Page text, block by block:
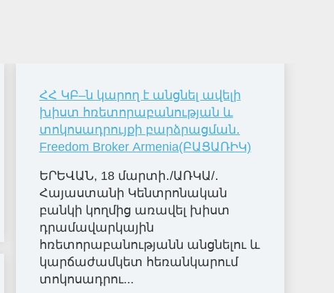
ՀՀ ԿԲ–ն կարող է անցնել ավելի
խիստ հռետորաբանության և
տոկոսադրույքի բարձրացման․
Freedom Broker Armenia(ԲԱՑԱՌԻԿ)
ԵՐԵՎԱՆ, 18 մարտի․/ԱՌԿԱ/․
Հայաստանի Կենտրոնական
բանկի կողմից առավել խիստ
դրամավարկային
հռետորաբանությանն անցնելու և
կարճաժամկետ հեռանկարում
տոկոսադրու...